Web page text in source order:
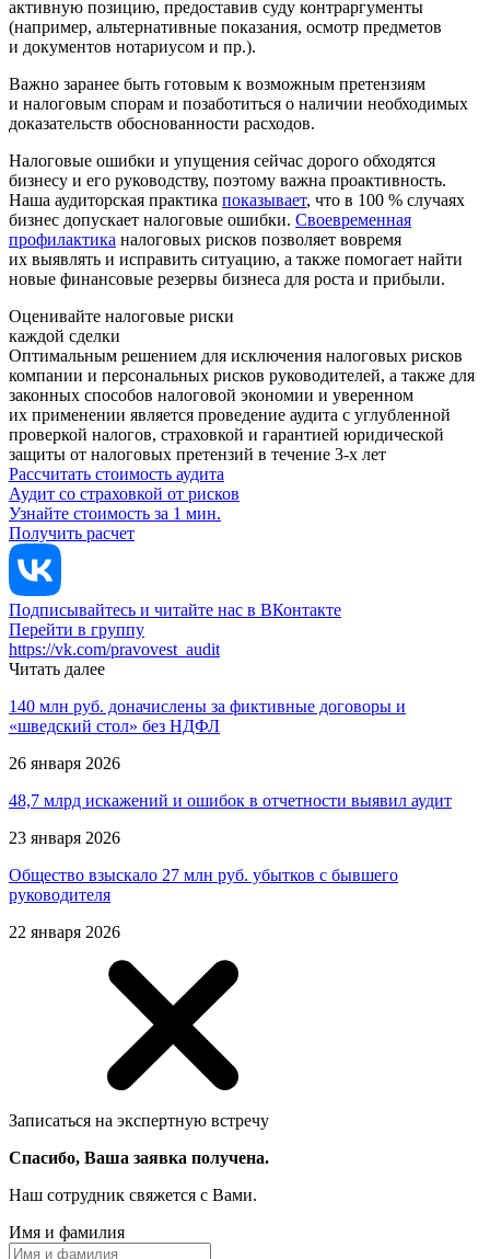
активную позицию, предоставив суду контраргументы
(например, альтернативные показания, осмотр предметов
и документов нотариусом и пр.).
Важно заранее быть готовым к возможным претензиям
и налоговым спорам и позаботиться о наличии необходимых
доказательств обоснованности расходов.
Налоговые ошибки и упущения сейчас дорого обходятся
бизнесу и его руководству, поэтому важна проактивность.
Наша аудиторская практика показывает, что в 100 % случаях
бизнес допускает налоговые ошибки. Своевременная
профилактика налоговых рисков позволяет вовремя
их выявлять и исправить ситуацию, а также помогает найти
новые финансовые резервы бизнеса для роста и прибыли.
Оценивайте налоговые риски
каждой сделки
Оптимальным решением для исключения налоговых рисков
компании и персональных рисков руководителей, а также для
законных способов налоговой экономии и уверенном
их применении является проведение аудита с углубленной
проверкой налогов, страховкой и гарантией юридической
защиты от налоговых претензий в течение 3-х лет
Рассчитать стоимость аудита
Аудит со страховкой от рисков
Узнайте стоимость за 1 мин.
Получить расчет
Подписывайтесь и читайте нас в ВКонтакте
Перейти в группу
https://vk.com/pravovest_audit
Читать далее
140 млн руб. доначислены за фиктивные договоры и
«шведский стол» без НДФЛ
26 января 2026
48,7 млрд искажений и ошибок в отчетности выявил аудит
23 января 2026
Общество взыскало 27 млн руб. убытков с бывшего
руководителя
22 января 2026
Записаться на экспертную встречу
Спасибо, Ваша заявка получена.
Наш сотрудник свяжется с Вами.
Имя и фамилия